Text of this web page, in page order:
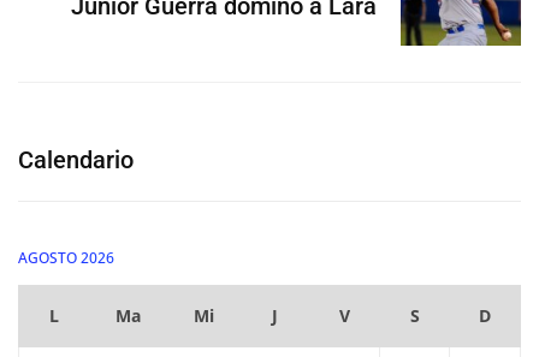
Junior Guerra dominó a Lara
Calendario
AGOSTO 2026
L Ma Mi J V S D